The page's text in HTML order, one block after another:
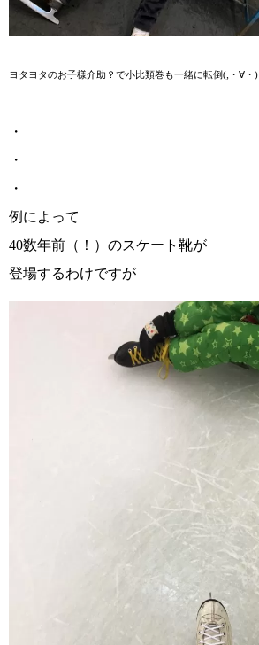
ヨタヨタのお子様介助？で小比類巻も一緒に転倒(;・∀・)
・
・
・
例によって
40数年前（！）のスケート靴が
登場するわけですが